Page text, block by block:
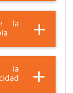
la
la